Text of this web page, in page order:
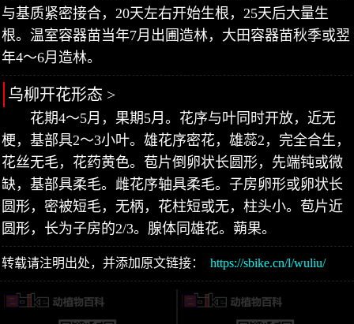
与基质紧密接合，20天左右开始生根，25天后大量生
根。温室容器苗当年7月出圃造林，大田容器苗秋季或翌
年4～6月造林。
乌柳开花形态 >
花期4～5月，果期5月。花序与叶同时开放，近无
梗，基部具2～3小叶。雄花序密花，雄蕊2，完全合生，
花丝无毛，花药黄色。苞片倒卵状长圆形，先端钝或微
缺，基部具柔毛。雌花序轴具柔毛。子房卵形或卵状长
圆形，密被短毛，无柄，花柱短或无，柱头小。苞片近
圆形，长为子房的2/3。腺体同雄花。蒴果。
转载请注明出处，并添加原文链接： https://sbike.cn/l/wuliu/